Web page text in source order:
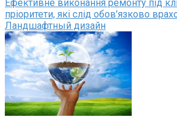
Ефективне виконання ремонту під
пріоритети, які слід обов’язково
Ландшафтный дизайн